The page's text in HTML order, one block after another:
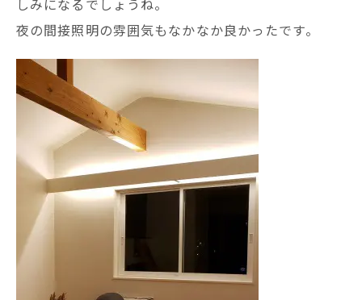
しみになるでしょうね。
夜の間接照明の雰囲気もなかなか良かったです。